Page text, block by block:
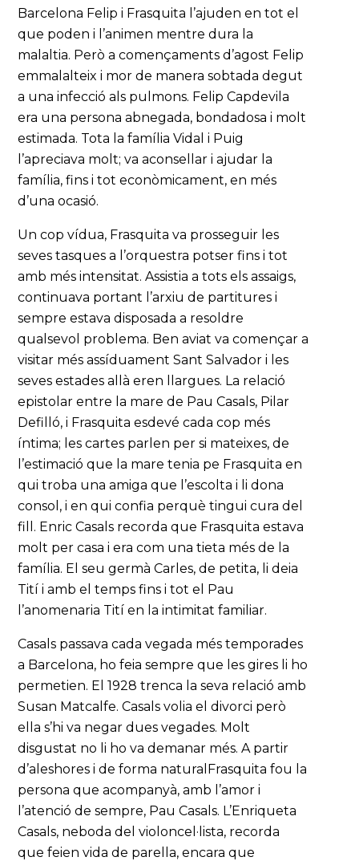
Barcelona Felip i Frasquita l’ajuden en tot el
que poden i l’animen mentre dura la
malaltia. Però a començaments d’agost Felip
emmalalteix i mor de manera sobtada degut
a una infecció als pulmons. Felip Capdevila
era una persona abnegada, bondadosa i molt
estimada. Tota la família Vidal i Puig
l’apreciava molt; va aconsellar i ajudar la
família, fins i tot econòmicament, en més
d’una ocasió.
Un cop vídua, Frasquita va prosseguir les
seves tasques a l’orquestra potser fins i tot
amb més intensitat. Assistia a tots els assaigs,
continuava portant l’arxiu de partitures i
sempre estava disposada a resoldre
qualsevol problema. Ben aviat va començar a
visitar més assíduament Sant Salvador i les
seves estades allà eren llargues. La relació
epistolar entre la mare de Pau Casals, Pilar
Defilló, i Frasquita esdevé cada cop més
íntima; les cartes parlen per si mateixes, de
l’estimació que la mare tenia pe Frasquita en
qui troba una amiga que l’escolta i li dona
consol, i en qui confia perquè tingui cura del
fill. Enric Casals recorda que Frasquita estava
molt per casa i era com una tieta més de la
família. El seu germà Carles, de petita, li deia
Tití i amb el temps fins i tot el Pau
l’anomenaria Tití en la intimitat familiar.
Casals passava cada vegada més temporades
a Barcelona, ho feia sempre que les gires li ho
permetien. El 1928 trenca la seva relació amb
Susan Matcalfe. Casals volia el divorci però
ella s’hi va negar dues vegades. Molt
disgustat no li ho va demanar més. A partir
d’aleshores i de forma naturalFrasquita fou la
persona que acompanyà, amb l’amor i
l’atenció de sempre, Pau Casals. L’Enriqueta
Casals, neboda del violoncel·lista, recorda
que feien vida de parella, encara que